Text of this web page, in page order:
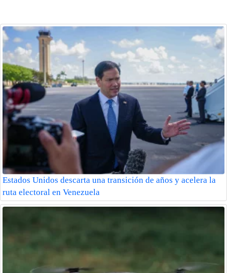
Estados Unidos descarta una transición de años y acelera la
ruta electoral en Venezuela